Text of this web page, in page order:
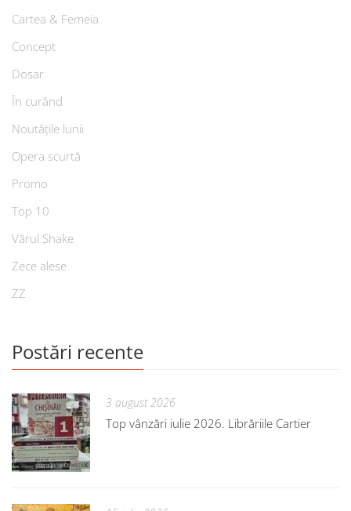
Cartea & Femeia
Concept
Dosar
În curând
Noutățile lunii
Opera scurtă
Promo
Top 10
Vărul Shake
Zece alese
ZZ
Postări recente
3 august 2026
Top vânzări iulie 2026. Librăriile Cartier